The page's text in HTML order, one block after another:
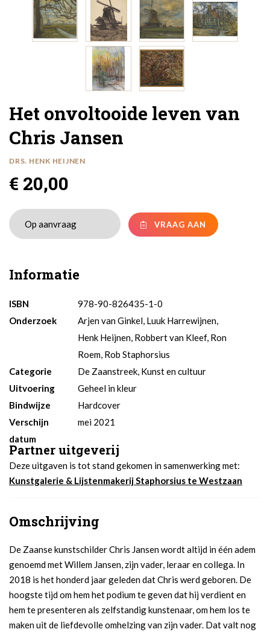
Het onvoltooide leven van
Chris Jansen
DRS. HENK HEIJNEN
€ 20,00
VRAAG AAN
Informatie
ISBN
978-90-826435-1-0
Onderzoek
Arjen van Ginkel, Luuk Harrewijnen,
Henk Heijnen, Robbert van Kleef, Ron
Roem, Rob Staphorsius
Categorie
De Zaanstreek, Kunst en cultuur
Uitvoering
Geheel in kleur
Bindwijze
Hardcover
Verschijn
datum
mei 2021
Partner uitgeverij
Deze uitgaven is tot stand gekomen in samenwerking met:
Kunstgalerie & Lijstenmakerij Staphorsius te Westzaan
Omschrijving
De Zaanse kunstschilder Chris Jansen wordt altijd in één adem
genoemd met Willem Jansen, zijn vader, leraar en collega. In
2018 is het honderd jaar geleden dat Chris werd geboren. De
hoogste tijd om hem het podium te geven dat hij verdient en
hem te presenteren als zelfstandig kunstenaar, om hem los te
maken uit de liefdevolle omhelzing van zijn vader. Dat valt nog